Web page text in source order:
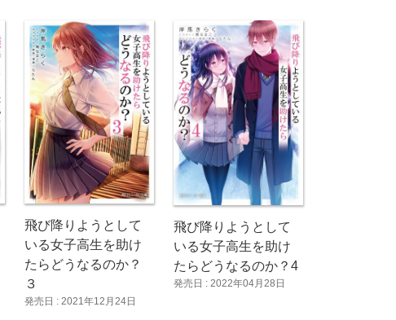
飛び降りようとして
いる女子高生を助け
たらどうなるのか？
３
発売日 : 2021年12月24日
飛び降りようとして
いる女子高生を助け
たらどうなるのか？4
発売日 : 2022年04月28日